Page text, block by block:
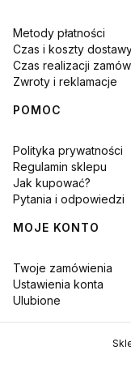
Metody płatności
Czas i koszty
Czas realizacji
Zwroty i reklamacje
POMOC
Polityka prywatności
Regulamin sklepu
Jak kupować?
Pytania i odpowiedzi
MOJE KONTO
Twoje zamówienia
Ustawienia konta
Ulubione